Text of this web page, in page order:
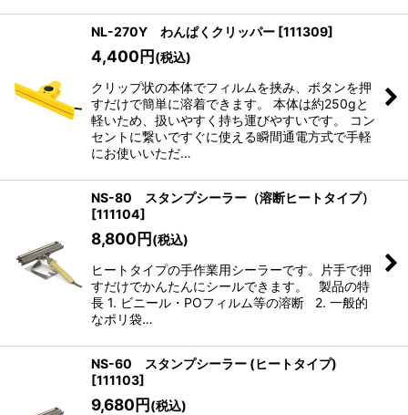
NL-270Y わんぱくクリッパー [111309]
4,400円(税込)
クリップ状の本体でフィルムを挟み、ボタンを押
すだけで簡単に溶着できます。 本体は約250gと
軽いため、扱いやすく持ち運びやすいです。 コン
セントに繋いですぐに使える瞬間通電方式で手軽
にお使いいただ…
NS-80 スタンプシーラー（溶断ヒートタイプ）
[111104]
8,800円(税込)
ヒートタイプの手作業用シーラーです。片手で押
すだけでかんたんにシールできます。 製品の特
長 1. ビニール・POフィルム等の溶断 2. 一般的
なポリ袋…
NS-60 スタンプシーラー (ヒートタイプ)
[111103]
9,680円(税込)